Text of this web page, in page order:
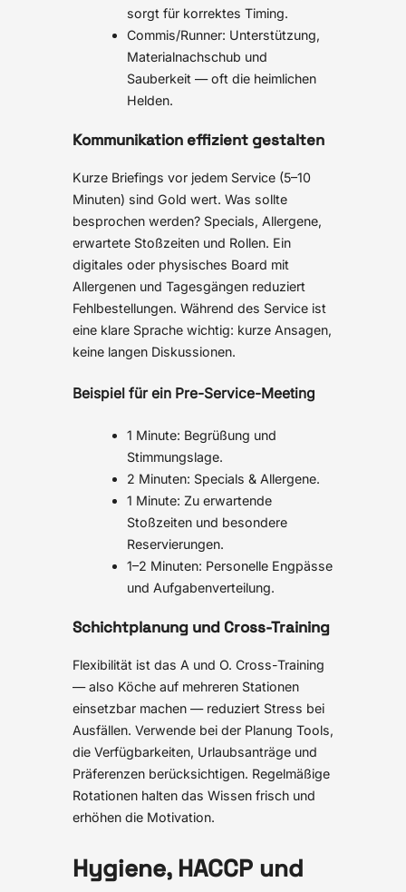
sorgt für korrektes Timing.
Commis/Runner: Unterstützung,
Materialnachschub und
Sauberkeit — oft die heimlichen
Helden.
Kommunikation effizient gestalten
Kurze Briefings vor jedem Service (5–10
Minuten) sind Gold wert. Was sollte
besprochen werden? Specials, Allergene,
erwartete Stoßzeiten und Rollen. Ein
digitales oder physisches Board mit
Allergenen und Tagesgängen reduziert
Fehlbestellungen. Während des Service ist
eine klare Sprache wichtig: kurze Ansagen,
keine langen Diskussionen.
Beispiel für ein Pre-Service-Meeting
1 Minute: Begrüßung und
Stimmungslage.
2 Minuten: Specials & Allergene.
1 Minute: Zu erwartende
Stoßzeiten und besondere
Reservierungen.
1–2 Minuten: Personelle Engpässe
und Aufgabenverteilung.
Schichtplanung und Cross-Training
Flexibilität ist das A und O. Cross-Training
— also Köche auf mehreren Stationen
einsetzbar machen — reduziert Stress bei
Ausfällen. Verwende bei der Planung Tools,
die Verfügbarkeiten, Urlaubsanträge und
Präferenzen berücksichtigen. Regelmäßige
Rotationen halten das Wissen frisch und
erhöhen die Motivation.
Hygiene, HACCP und